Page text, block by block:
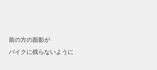
前の方の面影が
バイクに残らないように